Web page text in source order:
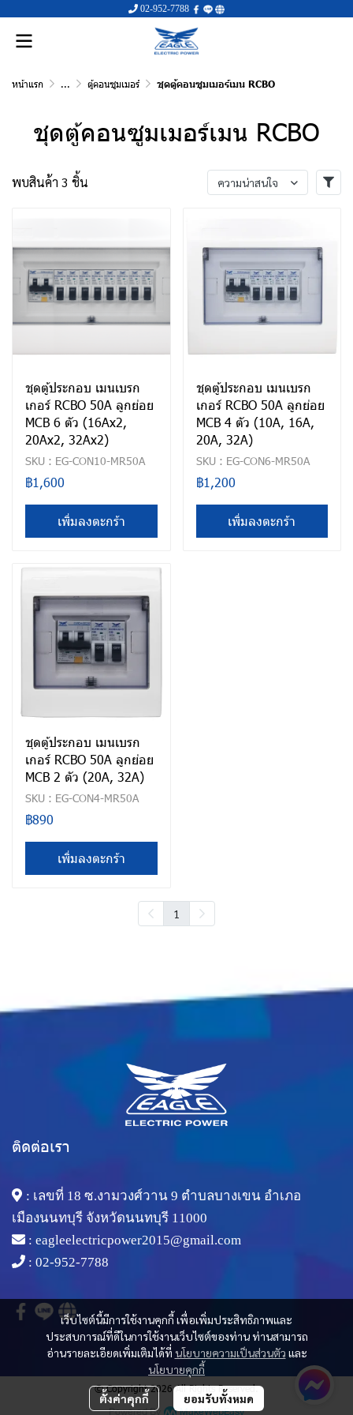
02-952-7788
หน้าแรก ... ตู้คอนซูมเมอร์ ชุดตู้คอนซูมเมอร์เมน RCBO
ชุดตู้คอนซูมเมอร์เมน RCBO
พบสินค้า 3 ชิ้น ความน่าสนใจ
ชุดตู้ประกอบ เมนเบรก
เกอร์ RCBO 50A ลูกย่อย
MCB 6 ตัว (16Ax2,
20Ax2, 32Ax2)
SKU : EG-CON10-MR50A
฿1,600
เพิ่มลงตะกร้า
ชุดตู้ประกอบ เมนเบรก
เกอร์ RCBO 50A ลูกย่อย
MCB 4 ตัว (10A, 16A,
20A, 32A)
SKU : EG-CON6-MR50A
฿1,200
เพิ่มลงตะกร้า
ชุดตู้ประกอบ เมนเบรก
เกอร์ RCBO 50A ลูกย่อย
MCB 2 ตัว (20A, 32A)
SKU : EG-CON4-MR50A
฿890
เพิ่มลงตะกร้า
1
เว็บไซต์นี้มีการใช้งานคุกกี้ เพื่อเพิ่มประสิทธิภาพและ
ประสบการณ์ที่ดีในการใช้งานเว็บไซต์ของท่าน ท่านสามารถ
อ่านรายละเอียดเพิ่มเติมได้ที่ นโยบายความเป็นส่วนตัว และ
นโยบายคุกกี้
ตั้งค่าคุกกี้ ยอมรับทั้งหมด
ติดต่อเรา
: เลขที่ 18 ซ.งามวงศ์วาน 9 ตำบลบางเขน อำเภอ
เมืองนนทบุรี จังหวัดนนทบุรี 11000
: eagleelectricpower2015@gmail.com
: 02-952-7788
© Copyright 2026 All Rights Reserved.